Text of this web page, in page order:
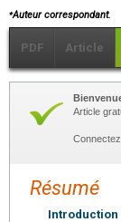
⁎Auteur correspondant.
PDF Article
Article
Résumé
Introduction